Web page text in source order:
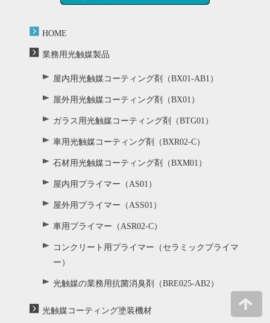
HOME
業務用光触媒製品
屋内用光触媒コーティング剤（BX01-AB1）
屋外用光触媒コーティング剤（BX01）
ガラス用光触媒コーティング剤（BTG01）
車用光触媒コーティング剤（BXR02-C）
石材用光触媒コーティング剤（BXM01）
屋内用プライマー（AS01）
屋外用プライマー（ASS01）
車用プライマー（ASR02-C）
コンクリート用プライマー（セラミックプライマ
ー）
光触媒の業務用抗菌消臭剤（BRE025-AB2）
光触媒コーティング塗装機材